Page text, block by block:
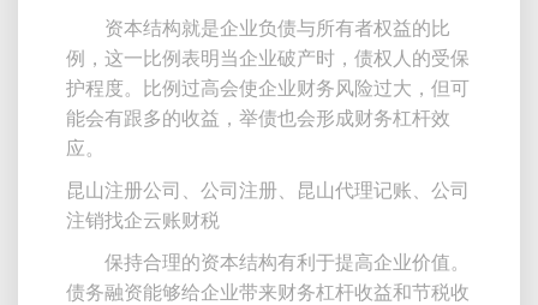
资本结构就是企业负债与所有者权益的比
例，这一比例表明当企业破产时，债权人的受保
护程度。比例过高会使企业财务风险过大，但可
能会有跟多的收益，举债也会形成财务杠杆效
应。
昆山注册公司、公司注册、昆山代理记账、公司
注销找企云账财税
保持合理的资本结构有利于提高企业价值。
债务融资能够给企业带来财务杠杆收益和节税收